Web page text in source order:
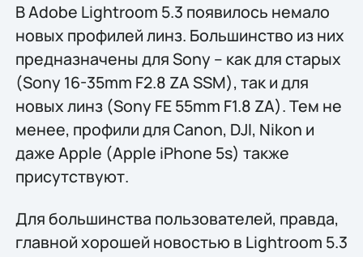
В Adobe Lightroom 5.3 появилось немало
новых профилей линз. Большинство из них
предназначены для Sony – как для старых
(Sony 16-35mm F2.8 ZA SSM), так и для
новых линз (Sony FE 55mm F1.8 ZA). Тем не
менее, профили для Canon, DJI, Nikon и
даже Apple (Apple iPhone 5s) также
присутствуют.
Для большинства пользователей, правда,
главной хорошей новостью в Lightroom 5.3